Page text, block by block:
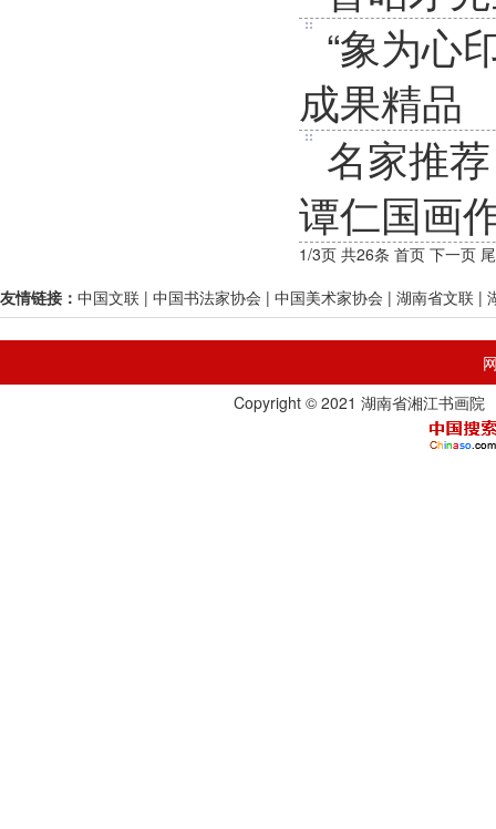
“象为心
成果精品
名家推
谭仁国画
1/3页 共26条 首页 下一页
友情链接： 中国文联 | 中国书法家协会 | 中国美术家协会 | 湖南省文联 |
Copyright © 2021 湖南省湘江书画